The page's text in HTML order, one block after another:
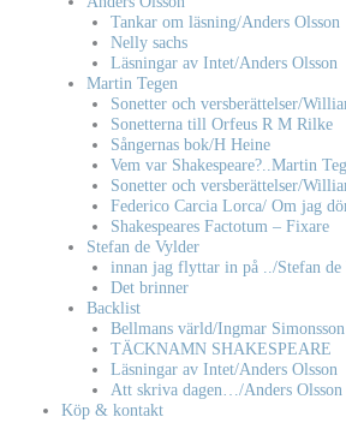
Tankar om läsning/Anders Olsson
Nelly sachs
Läsningar av Intet/Anders Olsson
Martin Tegen
Sonetter och versberättelser/
Sonetterna till Orfeus R M Rilke
Sångernas bok/H Heine
Vem var Shakespeare?..Martin
Sonetter och versberättelser/
Federico Carcia Lorca/ Om jag
Shakespeares Factotum – Fixare
Stefan de Vylder
innan jag flyttar in på ../Stefan de
Det brinner
Backlist
Bellmans värld/Ingmar Simonsson
TÄCKNAMN SHAKESPEARE
Läsningar av Intet/Anders Olsson
Att skriva dagen…/Anders Olsson
Köp & kontakt